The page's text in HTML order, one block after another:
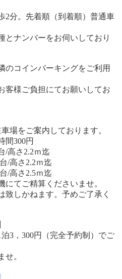
分。先着順（到着順）普通車
ナンバーをお伺いしており
のコインパーキングをご利用
客様ご負担にてお願いしてお
場をご案内しております。
間300円
/高さ2.2ｍ迄
/高さ2.2ｍ迄
/高さ2.5ｍ迄
てご精算くださいませ。
しかねます。予めご了承く
3，300円（完全予約制）でご
せ。